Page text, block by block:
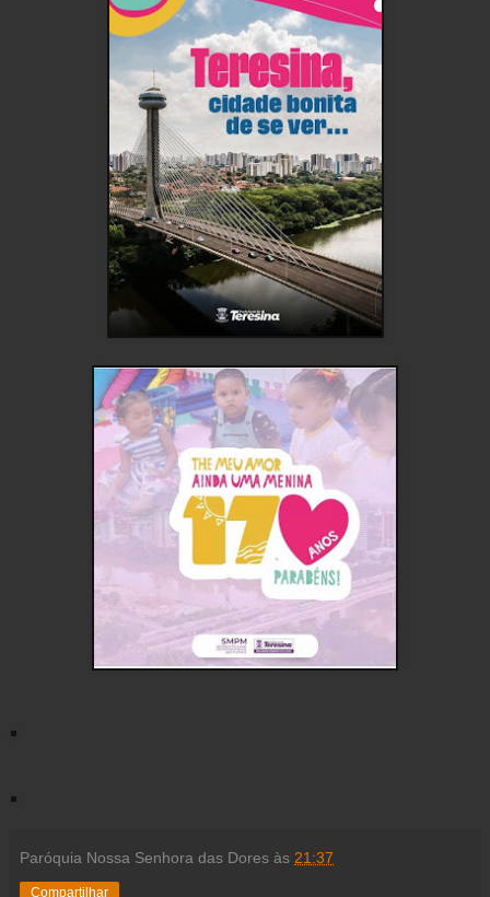
Paróquia Nossa Senhora das Dores às 21:37
Compartilhar